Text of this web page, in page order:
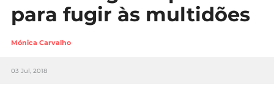
Casa
Lifestyle
Sociedade
para fugir às multidões
Mónica Carvalho
03 Jul, 2018